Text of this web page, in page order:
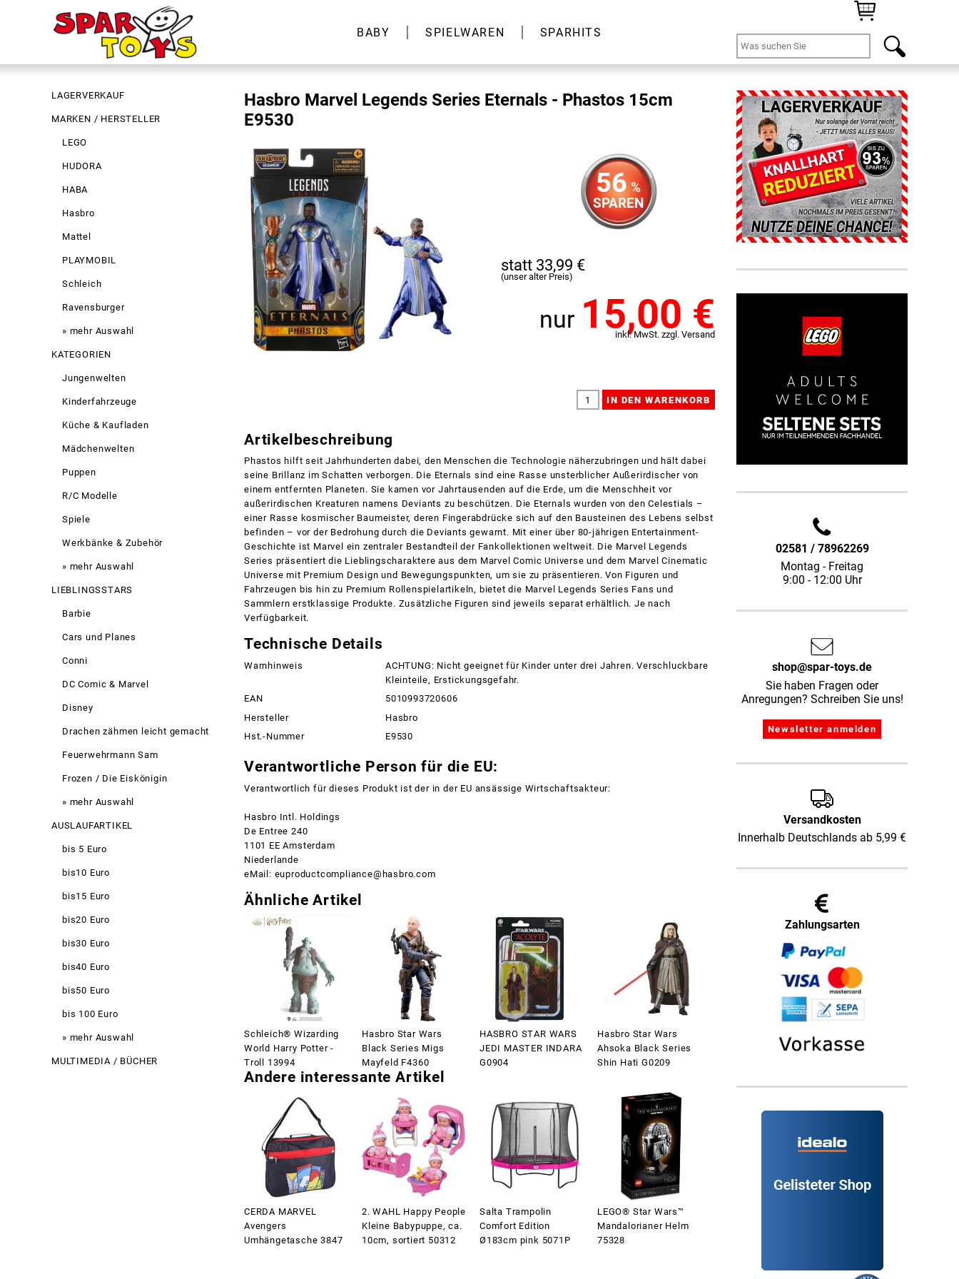
BABY SPIELWAREN SPARHITS
LAGERVERKAUF
MARKEN / HERSTELLER
LEGO
HUDORA
HABA
Hasbro
Mattel
PLAYMOBIL
Schleich
Ravensburger
» mehr Auswahl
KATEGORIEN
Jungenwelten
Kinderfahrzeuge
Küche & Kaufladen
Mädchenwelten
Puppen
R/C Modelle
Spiele
Werkbänke & Zubehör
» mehr Auswahl
LIEBLINGSSTARS
Barbie
Cars und Planes
Conni
DC Comic & Marvel
Disney
Drachen zähmen leicht gemacht
Feuerwehrmann Sam
Frozen / Die Eiskönigin
» mehr Auswahl
AUSLAUFARTIKEL
bis 5 Euro
bis10 Euro
bis15 Euro
bis20 Euro
bis30 Euro
bis40 Euro
bis50 Euro
bis 100 Euro
» mehr Auswahl
MULTIMEDIA / BÜCHER
Hasbro Marvel Legends Series Eternals - Phastos 15cm
E9530
56 %
SPAREN
statt 33,99 €
(unser alter Preis)
nur 15,00 €
inkl. MwSt. zzgl. Versand
Artikelbeschreibung
Phastos hilft seit Jahrhunderten dabei, den Menschen die Technologie näherzubringen und hält dabei
seine Brillanz im Schatten verborgen. Die Eternals sind eine Rasse unsterblicher Außerirdischer von
einem entfernten Planeten. Sie kamen vor Jahrtausenden auf die Erde, um die Menschheit vor
außerirdischen Kreaturen namens Deviants zu beschützen. Die Eternals wurden von den Celestials –
einer Rasse kosmischer Baumeister, deren Fingerabdrücke sich auf den Bausteinen des Lebens selbst
befinden – vor der Bedrohung durch die Deviants gewarnt. Mit einer über 80-jährigen Entertainment-
Geschichte ist Marvel ein zentraler Bestandteil der Fankollektionen weltweit. Die Marvel Legends
Series präsentiert die Lieblingscharaktere aus dem Marvel Comic Universe und dem Marvel Cinematic
Universe mit Premium Design und Bewegungspunkten, um sie zu präsentieren. Von Figuren und
Fahrzeugen bis hin zu Premium Rollenspielartikeln, bietet die Marvel Legends Series Fans und
Sammlern erstklassige Produkte. Zusätzliche Figuren sind jeweils separat erhältlich. Je nach
Verfügbarkeit.
Technische Details
Warnhinweis
ACHTUNG: Nicht geeignet für Kinder unter drei Jahren. Verschluckbare
Kleinteile, Erstickungsgefahr.
EAN
5010993720606
Hersteller
Hasbro
Hst.-Nummer
E9530
Verantwortliche Person für die EU:
Verantwortlich für dieses Produkt ist der in der EU ansässige Wirtschaftsakteur:
Hasbro Intl. Holdings
De Entree 240
1101 EE Amsterdam
Niederlande
eMail: euproductcompliance@hasbro.com
Ähnliche Artikel
Schleich® Wizarding
World Harry Potter -
Troll 13994
Hasbro Star Wars
Black Series Migs
Mayfeld F4360
HASBRO STAR WARS
JEDI MASTER INDARA
G0904
Hasbro Star Wars
Ahsoka Black Series
Shin Hati G0209
Andere interessante Artikel
CERDA MARVEL
Avengers
Umhängetasche 3847
2. WAHL Happy People
Kleine Babypuppe, ca.
10cm, sortiert 50312
Salta Trampolin
Comfort Edition
Ø183cm pink 5071P
LEGO® Star Wars™
Mandalorianer Helm
75328
02581 / 78962269
Montag - Freitag
9:00 - 12:00 Uhr
shop@spar-toys.de
Sie haben Fragen oder
Anregungen? Schreiben Sie uns!
Versandkosten
Innerhalb Deutschlands ab 5,99 €
Zahlungsarten